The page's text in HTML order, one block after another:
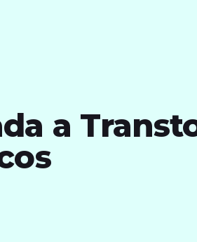
a